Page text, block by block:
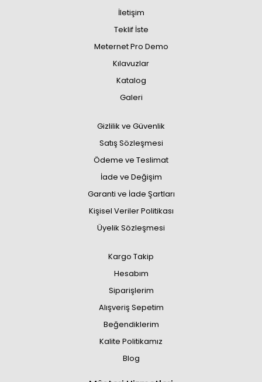
İletişim
Teklif İste
Meternet Pro Demo
Kılavuzlar
Katalog
Galeri
Gizlilik ve Güvenlik
Satış Sözleşmesi
Ödeme ve Teslimat
İade ve Değişim
Garanti ve İade Şartları
Kişisel Veriler Politikası
Üyelik Sözleşmesi
Kargo Takip
Hesabım
Siparişlerim
Alışveriş Sepetim
Beğendiklerim
Kalite Politikamız
Blog